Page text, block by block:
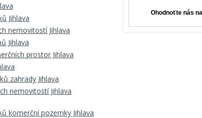
Jihlava
nemovitostí Jihlava
Jihlava
prostor Jihlava
zahrady Jihlava
nemovitostí Jihlava
komerční pozemky Jihlava